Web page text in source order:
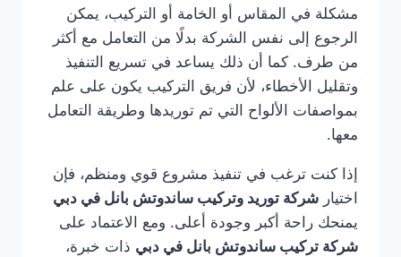
مشكلة في المقاس أو الخامة أو التركيب، يمكن
الرجوع إلى نفس الشركة بدلًا من التعامل مع أكثر
من طرف. كما أن ذلك يساعد في تسريع التنفيذ
وتقليل الأخطاء، لأن فريق التركيب يكون على علم
بمواصفات الألواح التي تم توريدها وطريقة التعامل
معها.
إذا كنت ترغب في تنفيذ مشروع قوي ومنظم، فإن
اختيار شركة توريد وتركيب ساندوتش بانل في دبي
يمنحك راحة أكبر وجودة أعلى. ومع الاعتماد على
شركة تركيب ساندوتش بانل في دبي ذات خبرة،